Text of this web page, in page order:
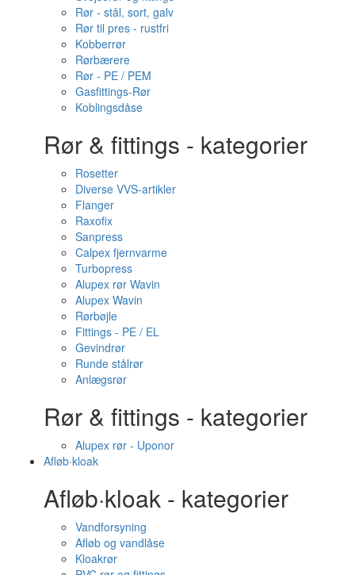
Rør - stål, sort, galv
Rør til pres - rustfri
Kobberrør
Rørbærere
Rør - PE / PEM
Gasfittings-Rør
Koblingsdåse
Rør & fittings - kategorier
Rosetter
Diverse VVS-artikler
Flanger
Raxofix
Sanpress
Calpex fjernvarme
Turbopress
Alupex rør Wavin
Alupex Wavin
Rørbøjle
Fittings - PE / EL
Gevindrør
Runde stålrør
Anlægsrør
Rør & fittings - kategorier
Alupex rør - Uponor
Afløb·kloak
Afløb·kloak - kategorier
Vandforsyning
Afløb og vandlåse
Kloakrør